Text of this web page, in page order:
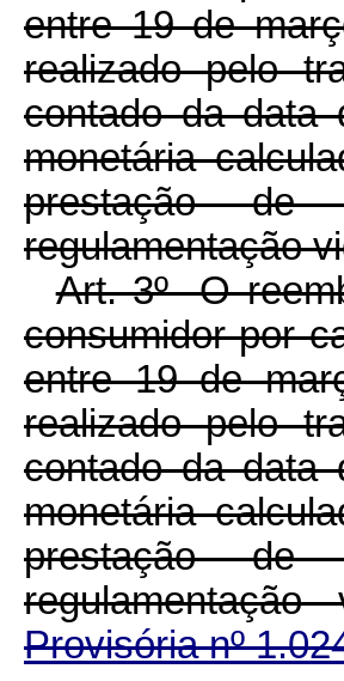
entre 19 de
realizado pelo
contado da data
monetária
prestação de
regulamentação
Art. 3º O
consumidor por
entre 19 de
realizado pelo
contado da data
monetária
prestação de
Provisória nº